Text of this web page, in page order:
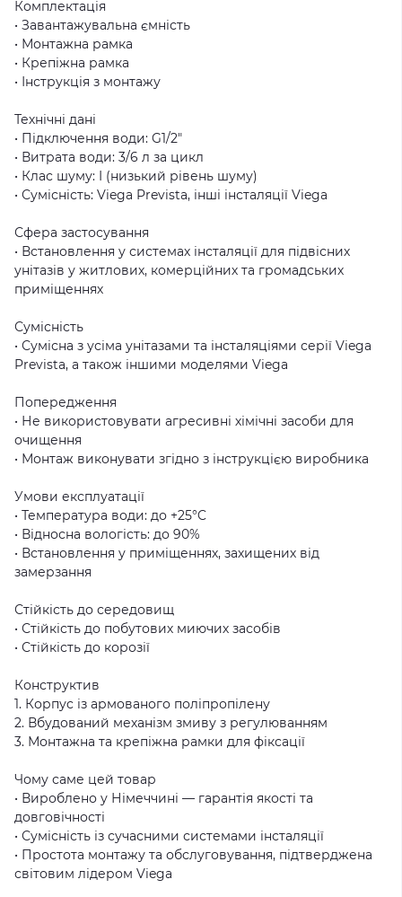
Комплектація
• Завантажувальна ємність
• Монтажна рамка
• Крепіжна рамка
• Інструкція з монтажу
Технічні дані
• Підключення води: G1/2"
• Витрата води: 3/6 л за цикл
• Клас шуму: I (низький рівень шуму)
• Сумісність: Viega Prevista, інші інсталяції Viega
Сфера застосування
• Встановлення у системах інсталяції для підвісних
унітазів у житлових, комерційних та громадських
приміщеннях
Сумісність
• Сумісна з усіма унітазами та інсталяціями серії Viega
Prevista, а також іншими моделями Viega
Попередження
• Не використовувати агресивні хімічні засоби для
очищення
• Монтаж виконувати згідно з інструкцією виробника
Умови експлуатації
• Температура води: до +25°C
• Відносна вологість: до 90%
• Встановлення у приміщеннях, захищених від
замерзання
Стійкість до середовищ
• Стійкість до побутових миючих засобів
• Стійкість до корозії
Конструктив
1. Корпус із армованого поліпропілену
2. Вбудований механізм змиву з регулюванням
3. Монтажна та крепіжна рамки для фіксації
Чому саме цей товар
• Вироблено у Німеччині — гарантія якості та
довговічності
• Сумісність із сучасними системами інсталяції
• Простота монтажу та обслуговування, підтверджена
світовим лідером Viega